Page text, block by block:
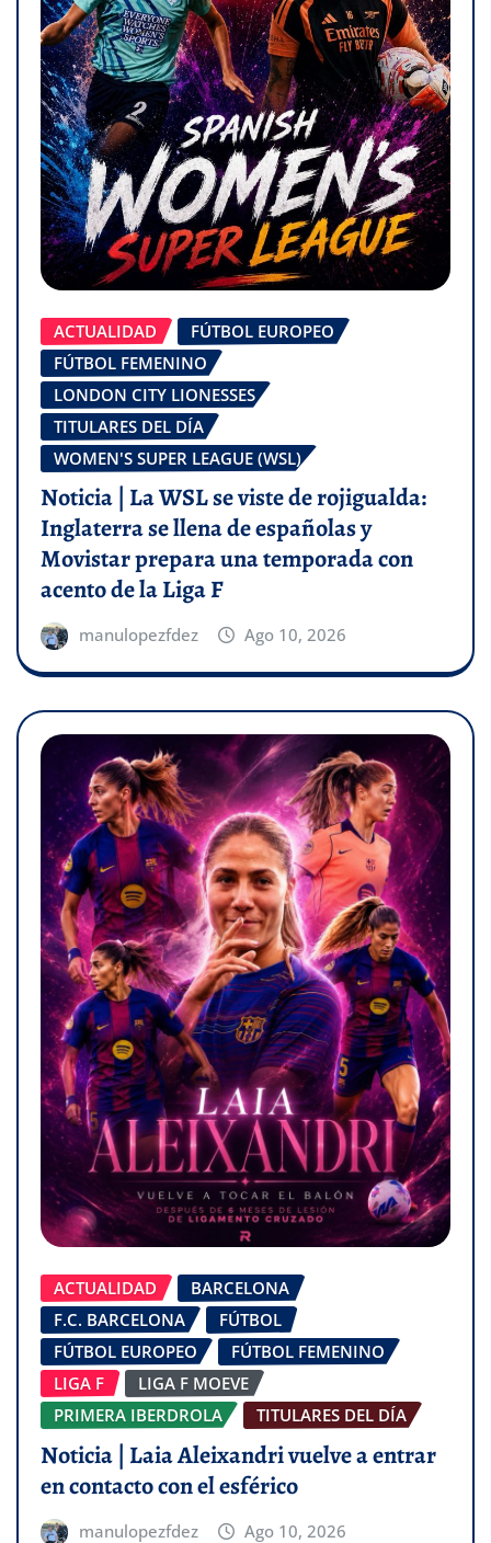
ACTUALIDAD
FÚTBOL EUROPEO
FÚTBOL FEMENINO
LONDON CITY LIONESSES
TITULARES DEL DÍA
WOMEN'S SUPER LEAGUE (WSL)
Noticia | La WSL se viste de rojigualda:
Inglaterra se llena de españolas y
Movistar prepara una temporada con
acento de la Liga F
manulopezfdez Ago 10, 2026
ACTUALIDAD
BARCELONA
F.C. BARCELONA
FÚTBOL
FÚTBOL EUROPEO
FÚTBOL FEMENINO
LIGA F
LIGA F MOEVE
PRIMERA IBERDROLA
TITULARES DEL DÍA
Noticia | Laia Aleixandri vuelve a entrar
en contacto con el esférico
manulopezfdez Ago 10, 2026